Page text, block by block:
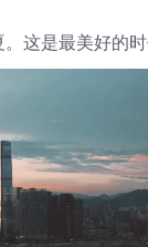
这是最美好的